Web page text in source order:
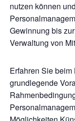
nutzen können
Gewinnung bis
Verwaltung von
Erfahren Sie
grundlegende